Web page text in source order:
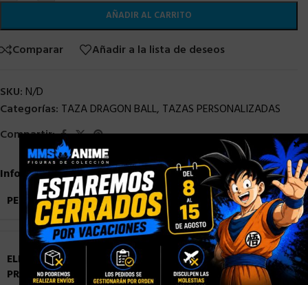
AÑADIR AL CARRITO
Comparar Añadir a la lista de deseos
SKU: N/D
Categorías: TAZA DRAGON BALL, TAZAS PERSONALIZADAS
Compartir:
Información adicional
PESO
0,9 kg
ELIGE TU
PRESENTACIÓN
Blister Personalizado, Caja con Ventana
Personalizada ,Caja Normal sin Ventana
×